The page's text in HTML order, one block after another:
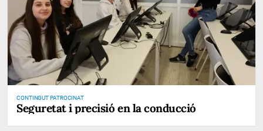
CONTINGUT PATROCINAT
Seguretat i precisió en la conducció